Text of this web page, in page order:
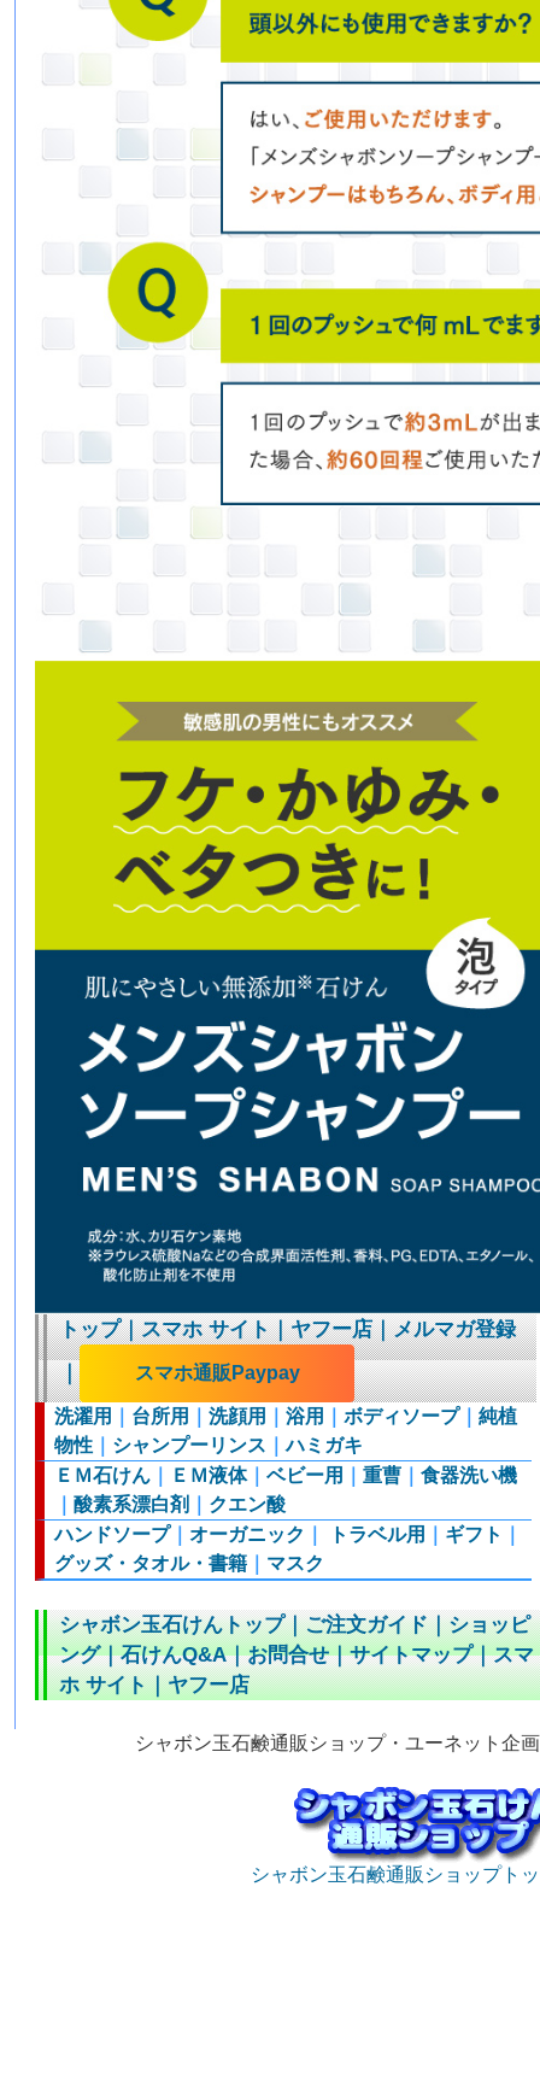
トップ｜スマホ サイト｜ヤフー店｜メルマガ登録
｜
スマホ通販Paypay
洗濯用 台所用 ｜洗顔用 ｜浴用 ｜ボディソープ｜純植
物性
シャンプーリンス ｜ハミガキ
ＥＭ石けん
ＥＭ液体｜ベビー用 ｜重曹 ｜食器洗い機
｜酸素系漂白剤
クエン酸
ハンドソープ｜オーガニック トラベル用 ギフト
グッズ・タオル・書籍
マスク
シャボン玉石けんトップ｜ご注文ガイド｜ショッピ
ング｜石けんQ&A｜お問合せ｜サイトマップ｜スマ
ホ サイト｜ヤフー店
シャボン玉石鹸通販ショップ・ユーネット企画
シャボン玉石鹸通販ショップト